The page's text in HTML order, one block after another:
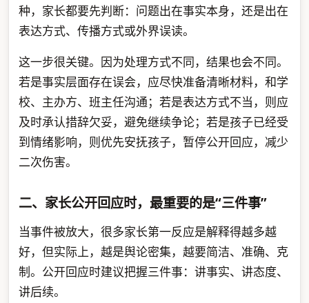
种，家长都要先判断：问题出在事实本身，还是出在
表达方式、传播方式或外界误读。
这一步很关键。因为处理方式不同，结果也会不同。
若是事实层面存在误会，应尽快准备清晰材料，和学
校、主办方、班主任沟通；若是表达方式不当，则应
及时承认措辞欠妥，避免继续争论；若是孩子已经受
到情绪影响，则优先安抚孩子，暂停公开回应，减少
二次伤害。
二、家长公开回应时，最重要的是“三件事”
当事件被放大，很多家长第一反应是解释得越多越
好，但实际上，越是舆论密集，越要简洁、准确、克
制。公开回应时建议把握三件事：讲事实、讲态度、
讲后续。